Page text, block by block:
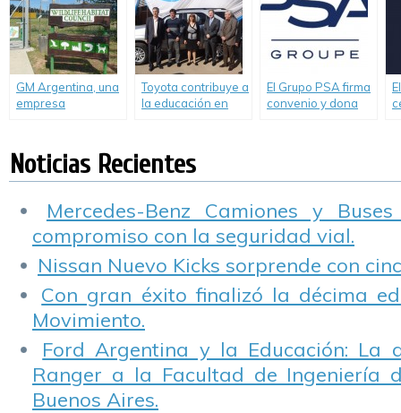
Scholas. necesitan.
GM Argentina, una
empresa
Social Empresaria,
celebró el Día
Mundial del Medio
Toyota contribuye a
la educación en
El Grupo PSA firma
convenio y dona
de la Provincia
Noticias Recientes
Mercedes-Benz Camiones y
compromiso con la seguridad vial.
Nissan Nuevo Kicks sorprende con
Con gran éxito finalizó la décima
Movimiento.
Ford Argentina y la Educación: La
Ranger a la Facultad de Ingeniería
Buenos Aires.